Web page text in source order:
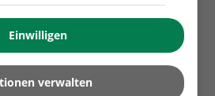
Kindergeburtstag in Vaduz
Einwilligen
verwalten